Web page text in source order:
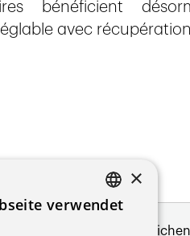
bénéficient
avec
dich für unseren
FRENCH
×
verwendet